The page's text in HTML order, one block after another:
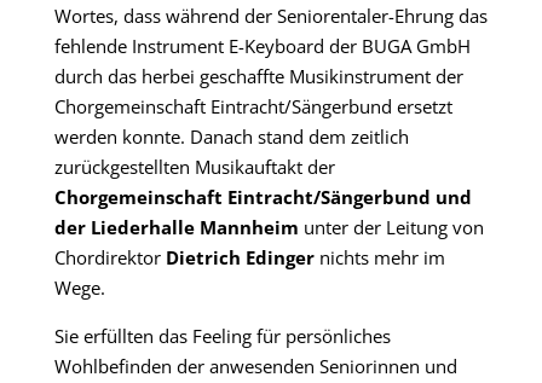
Wortes, dass während der Seniorentaler-Ehrung das
fehlende Instrument E-Keyboard der BUGA GmbH
durch das herbei geschaffte Musikinstrument der
Chorgemeinschaft Eintracht/Sängerbund ersetzt
werden konnte. Danach stand dem zeitlich
zurückgestellten Musikauftakt der
Chorgemeinschaft Eintracht/Sängerbund und
der Liederhalle Mannheim unter der Leitung von
Chordirektor Dietrich Edingernichts mehr im
Wege.
Sie erfüllten das Feeling für persönliches
Wohlbefinden der anwesenden Seniorinnen und